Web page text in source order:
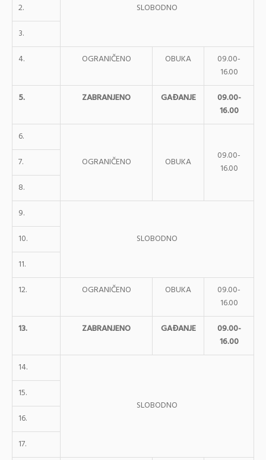
SLOBODNO
2.
3.
4.
OGRANIČENO OBUKA
09.00-
16.00
5.
ZABRANJENO GAĐANJE
09.00-
16.00
6.
OGRANIČENO
OBUKA
09.00-
16.00
7.
8.
9.
SLOBODNO
10.
11.
12.
OGRANIČENO OBUKA
09.00-
16.00
13.
ZABRANJENO GAĐANJE
09.00-
16.00
14.
SLOBODNO
15.
16.
17.